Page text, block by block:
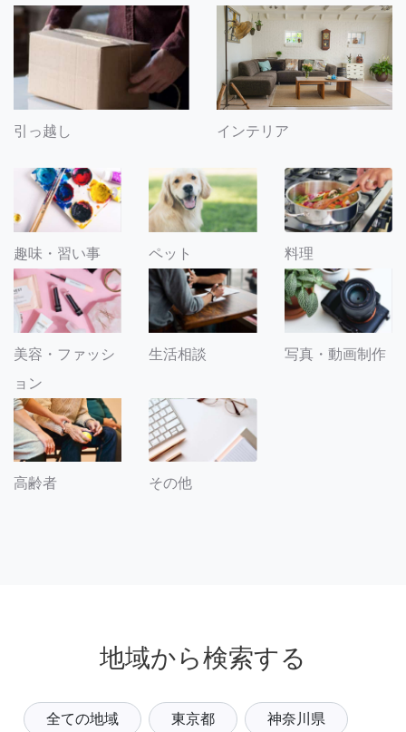
引っ越し インテリア
趣味・習い事 ペット 料理
美容・ファッシ
ョン
生活相談 写真・動画制作
高齢者 その他
地域から検索する
全ての地域 東京都 神奈川県